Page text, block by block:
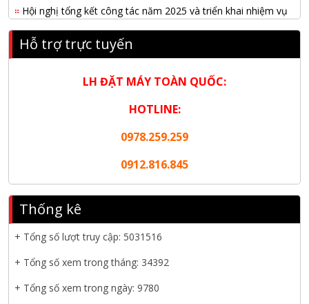
Hội nghị tổng kết công tác năm 2025 và triển khai nhiệm vụ
năm 2026 do chi hội tàu du lịch Hạ Long
NANIBI khai trương văn phòng Ninh Bình & kỷ niệm 15 năm
Nanibi Cung Cấp Động Cơ Weichai Cho Tàu Vận Tải Minh
KHAI XUÂN 2026 – KHỞI ĐẦU MAY MẮN, VỮNG BƯỚC
THÀNH CÔNG
THƯ CHÚC MỪNG NĂM MỚI 2026
NANIBI VIỆT NAM YEAR END PARTY 2025 – ĐỒNG HÀNH
CÙNG PHÁT TRIỂN
Nanibi cung cấp 3 tổ máy phát điện 3000kVA cho dự án Kho
Hỗ trợ trực tuyến
LH ĐẶT MÁY TOÀN QUỐC:
HOTLINE:
0978.259.259
0912.816.845
Thống kê
+ Tổng số lượt truy cập: 5031516
+ Tổng số xem trong tháng: 34392
+ Tổng số xem trong ngày: 9780